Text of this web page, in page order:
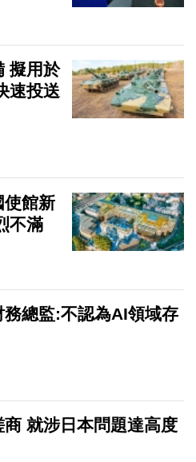
擬用於
速投送
使館新
不滿
務總監:不認為AI領域存
就涉日本問題達高度